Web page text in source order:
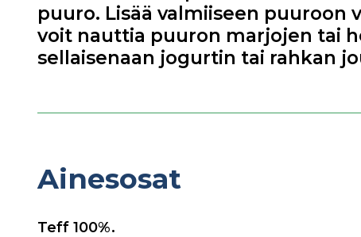
puuro. Lisää valmiiseen puuroon
voit nauttia puuron marjojen tai
sellaisenaan jogurtin tai rahkan
Ainesosat
Teff 100%.